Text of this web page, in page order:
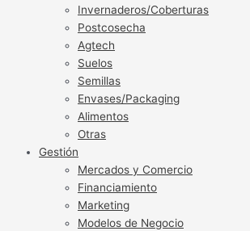
Invernaderos/Coberturas
Postcosecha
Agtech
Suelos
Semillas
Envases/Packaging
Alimentos
Otras
Gestión
Mercados y Comercio
Financiamiento
Marketing
Modelos de Negocio